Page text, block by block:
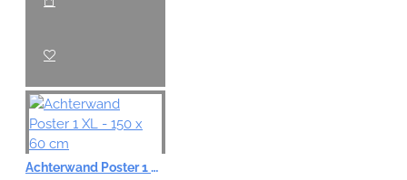
Achterwand Poster 1 XL - 150 x 60 cm